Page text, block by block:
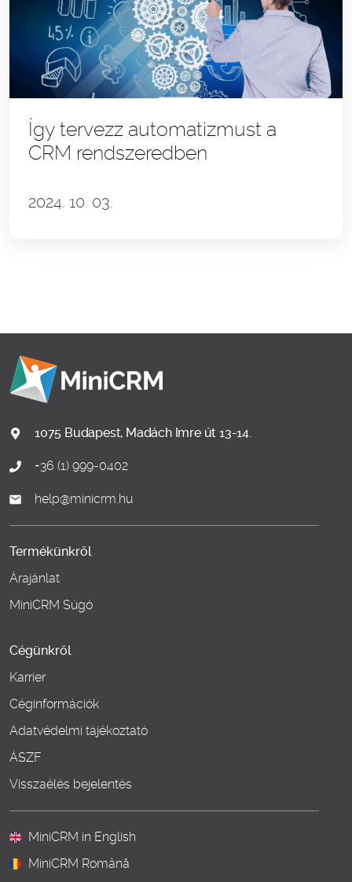
Így tervezz automatizmust a
CRM rendszeredben
2024. 10. 03.
1075 Budapest, Madách Imre út 13-14.
+36 (1) 999-0402
help@minicrm.hu
Termékünkről
Árajánlat
MiniCRM Súgó
Cégünkről
Karrier
Céginformációk
Adatvédelmi tájékoztató
ÁSZF
Visszaélés bejelentés
MiniCRM in English
MiniCRM Română